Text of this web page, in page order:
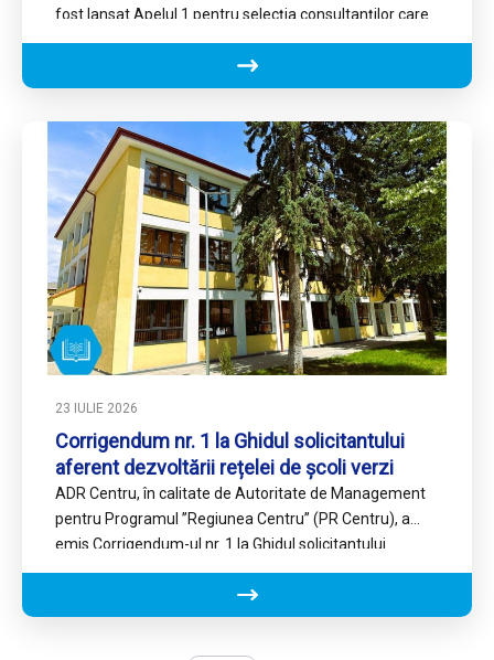
fost lansat Apelul 1 pentru selecția consultanților care
vor…
23 IULIE 2026
Corrigendum nr. 1 la Ghidul solicitantului
aferent dezvoltării rețelei de școli verzi
ADR Centru, în calitate de Autoritate de Management
pentru Programul ’’Regiunea Centru’’ (PR Centru), a
emis Corrigendum-ul nr. 1 la Ghidul solicitantului
aferent Acțiunii 6.4…